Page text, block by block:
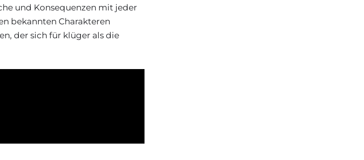
und Konsequenzen mit jeder
bekannten Charakteren
der sich für klüger als die